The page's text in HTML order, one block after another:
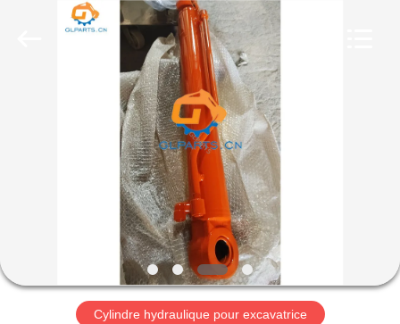
PRODUITS
VIDÉOS
Cylindre hydraulique pour excavatrice